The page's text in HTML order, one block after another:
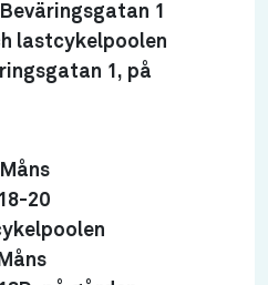
1
lastcykelpoolen
1, på
20